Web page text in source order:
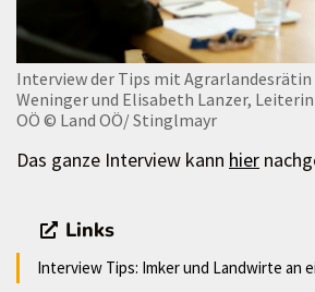
Interview der Tips mit Agrarlandesrätin
Weninger und Elisabeth Lanzer,
OÖ © Land OÖ/ Stinglmayr
Das ganze Interview kann hier
Links
Interview Tips: Imker und Landwirte an